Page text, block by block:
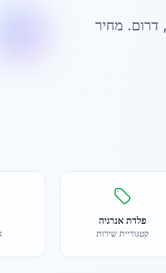
, דרום. מחיר
פלדת אנרגיה
קטגוריית שירות